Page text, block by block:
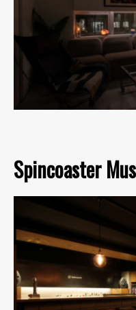
Spincoaster